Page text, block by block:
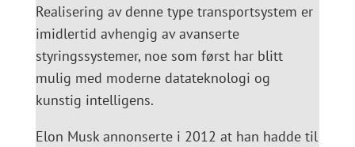
Realisering av denne type transportsystem er
imidlertid avhengig av avanserte
styringssystemer, noe som først har blitt
mulig med moderne datateknologi og
kunstig intelligens.
Elon Musk annonserte i 2012 at han hadde til